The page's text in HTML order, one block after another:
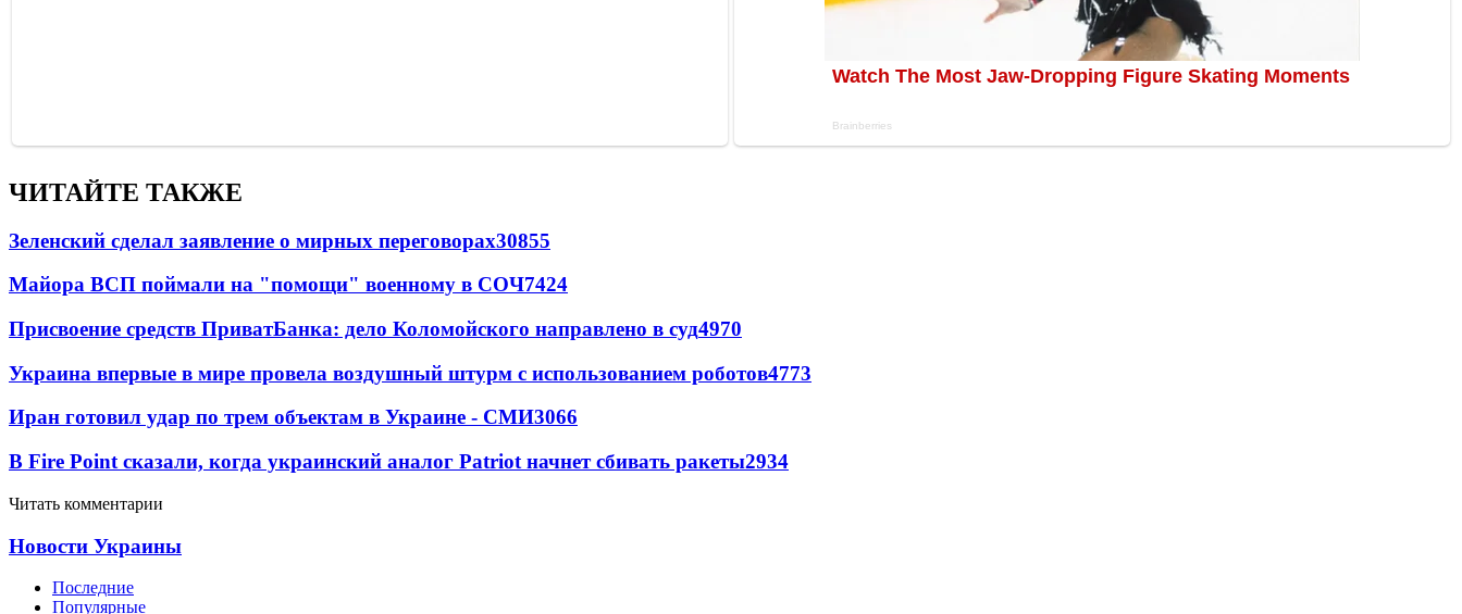
ЧИТАЙТЕ ТАКЖЕ
Зеленский сделал заявление о мирных переговорах30855
Майора ВСП поймали на "помощи" военному в СОЧ7424
Присвоение средств ПриватБанка: дело Коломойского направлено в суд4970
Украина впервые в мире провела воздушный штурм с использованием роботов4773
Иран готовил удар по трем объектам в Украине - СМИ3066
В Fire Point сказали, когда украинский аналог Patriot начнет сбивать ракеты2934
Читать комментарии
Новости Украины
Последние
Популярные